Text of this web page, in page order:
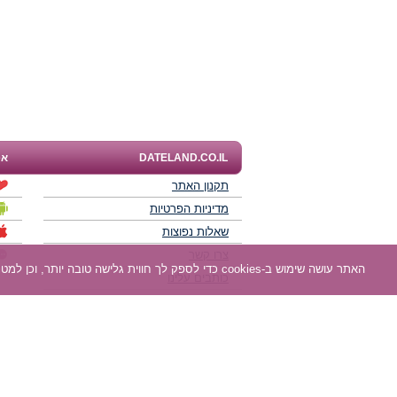
DATELAND.CO.IL
תקנון האתר
מדיניות הפרטיות
שאלות נפוצות
כותבים עלינו
האתר עושה שימוש ב-cookies כדי לספק לך חווית גלישה טובה יותר, וכן למטרות סטטיסטיקה, אפיון ושיווק. למידע נוסף